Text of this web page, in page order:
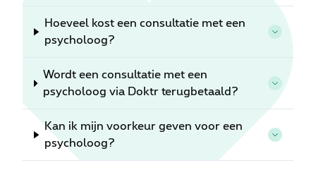
Hoeveel kost een consultatie met een
psycholoog?
Wordt een consultatie met een
psycholoog via Doktr terugbetaald?
Kan ik mijn voorkeur geven voor een
psycholoog?